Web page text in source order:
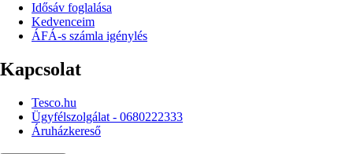
Idősáv foglalása
Kedvenceim
ÁFÁ-s számla igénylés
Kapcsolat
Tesco.hu
Ügyfélszolgálat - 0680222333
Áruházkereső